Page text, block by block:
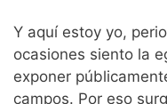
Y aquí estoy yo,
ocasiones siento la
exponer
campos. Por eso